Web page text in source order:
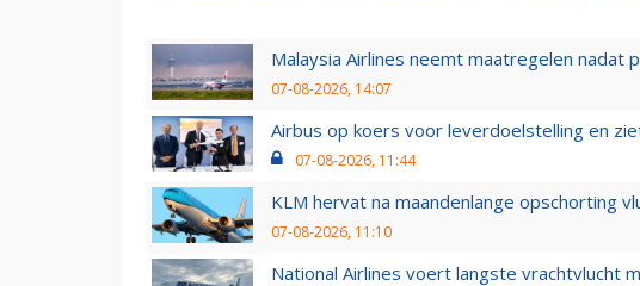
Malaysia Airlines neemt maatregelen nadat
07-08-2026, 14:07
Airbus op koers voor leverdoelstelling en
07-08-2026, 11:44
KLM hervat na maandenlange opschorting
07-08-2026, 11:10
National Airlines voert langste vrachtvlucht